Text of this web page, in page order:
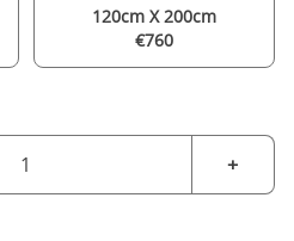
120cm X 200cm
€760
+